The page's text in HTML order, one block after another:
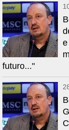
futuro..."